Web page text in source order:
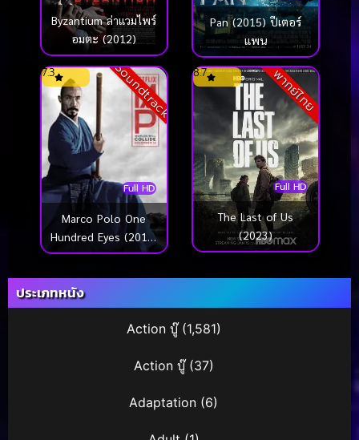
Byzantium ล่าแวมไพร์
อมตะ (2012)
Pan (2015) ปีเตอร์
แพน
Soundtrack
Full HD
7.3
Marco Polo One
Hundred Eyes (2015)
มาร์โค โปโล นักสู้ร้อย
พากย์ไทย
Full HD
8.7
The Last of Us
(2023)
ประเภทหนัง
Action บู๊(1,581)
Action บู๊(37)
Adaptation (6)